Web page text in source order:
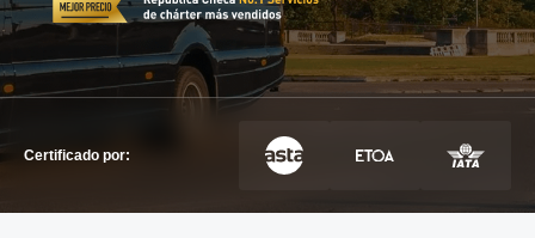
Certificado por: